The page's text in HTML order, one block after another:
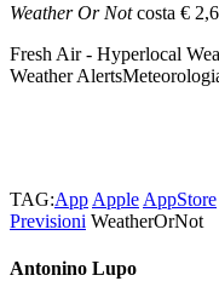
Weather Or Notcosta €
Fresh Air - Hyperlocal
Weather Alerts
TAG:App Apple AppStore
Previsioni WeatherOrNot
Antonino Lupo